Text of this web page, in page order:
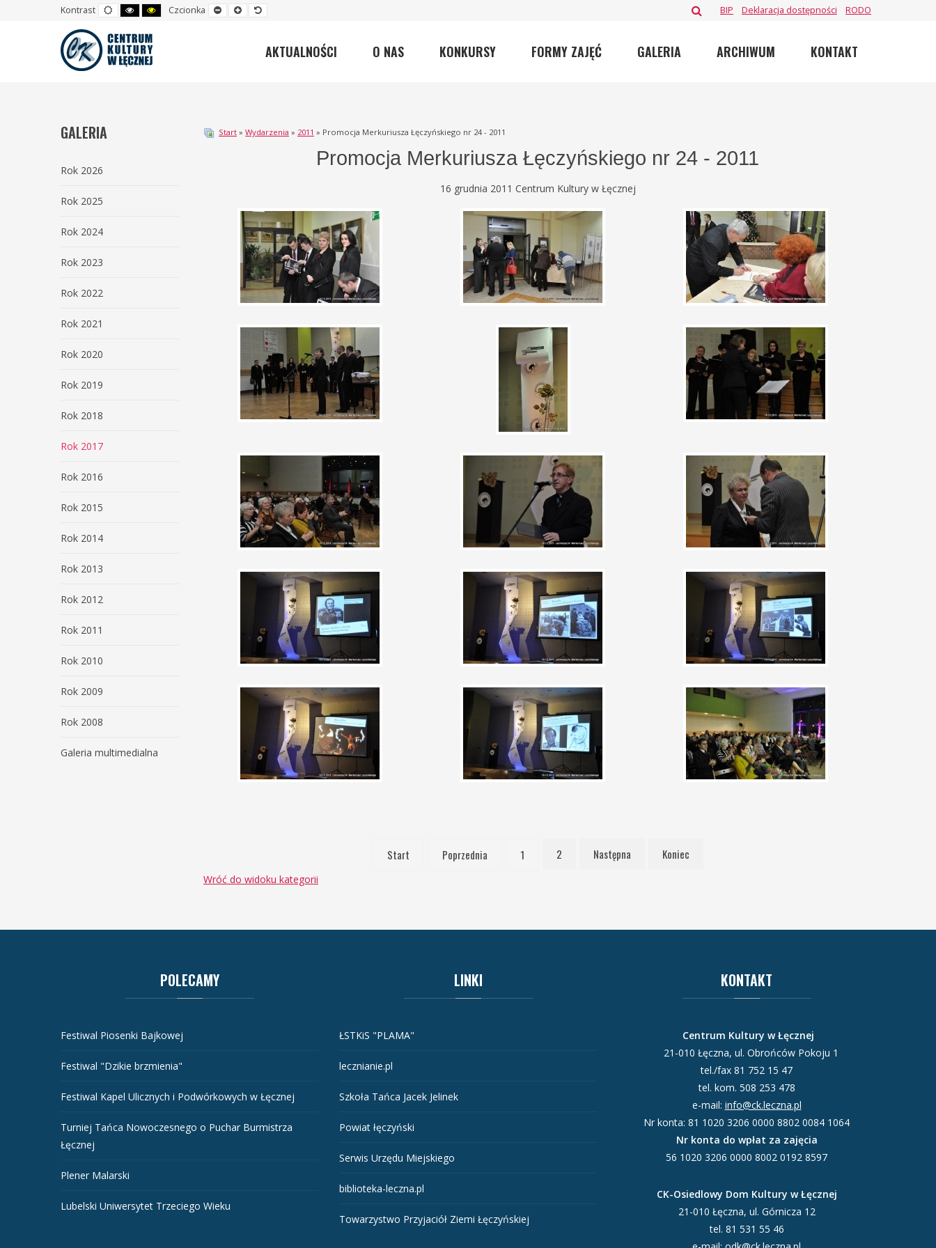
Kontrast Default
mode
High
contrast
white
mode
High
contrast
Czcionka Set
smaller
Set
larger
Set
default
BIP Deklaracja dostępności RODO
AKTUALNOŚCI O NAS KONKURSY FORMY ZAJĘĆ GALERIA ARCHIWUM KONTAKT
Start » Wydarzenia » 2011 » Promocja Merkuriusza Łęczyńskiego nr 24 - 2011
Promocja Merkuriusza Łęczyńskiego nr 24 - 2011
16 grudnia 2011 Centrum Kultury w Łęcznej
Start Poprzednia 1 2 Następna Koniec
Wróć do widoku kategorii
GALERIA
Rok 2026
Rok 2025
Rok 2024
Rok 2023
Rok 2022
Rok 2021
Rok 2020
Rok 2019
Rok 2018
Rok 2017
Rok 2016
Rok 2015
Rok 2014
Rok 2013
Rok 2012
Rok 2011
Rok 2010
Rok 2009
Rok 2008
Galeria multimedialna
POLECAMY
Festiwal Piosenki Bajkowej
Festiwal "Dzikie brzmienia"
Festiwal Kapel Ulicznych i Podwórkowych w Łęcznej
Turniej Tańca Nowoczesnego o Puchar Burmistrza
Łęcznej
Plener Malarski
Lubelski Uniwersytet Trzeciego Wieku
LINKI
ŁSTKiS "PLAMA"
lecznianie.pl
Szkoła Tańca Jacek Jelinek
Powiat łęczyński
Serwis Urzędu Miejskiego
biblioteka-leczna.pl
Towarzystwo Przyjaciół Ziemi Łęczyńskiej
KONTAKT
Centrum Kultury w Łęcznej
21-010 Łęczna, ul. Obrońców Pokoju 1
tel./fax 81 752 15 47
tel. kom. 508 253 478
e-mail: info@ck.leczna.pl
Nr konta: 81 1020 3206 0000 8802 0084 1064
Nr konta do wpłat za zajęcia
56 1020 3206 0000 8002 0192 8597
CK-Osiedlowy Dom Kultury w Łęcznej
21-010 Łęczna, ul. Górnicza 12
tel. 81 531 55 46